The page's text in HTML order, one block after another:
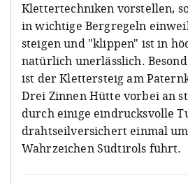
Klettertechniken vorstellen,
in wichtige Bergregeln
steigen und "klippen" ist in
natürlich unerlässlich.
ist der Klettersteig am
Drei Zinnen Hütte vorbei an
durch einige eindrucksvolle
drahtseilversichert einmal
Wahrzeichen Südtirols führt.